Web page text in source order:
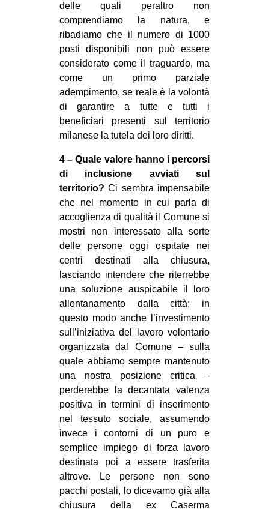
delle quali peraltro non
comprendiamo la natura, e
ribadiamo che il numero di 1000
posti disponibili non può essere
considerato come il traguardo, ma
come un primo parziale
adempimento, se reale è la volontà
di garantire a tutte e tutti i
beneficiari presenti sul territorio
milanese la tutela dei loro diritti.
4 – Quale valore hanno i percorsi
di inclusione avviati sul
territorio?Ci sembra impensabile
che nel momento in cui parla di
accoglienza di qualità il Comune si
mostri non interessato alla sorte
delle persone oggi ospitate nei
centri destinati alla chiusura,
lasciando intendere che riterrebbe
una soluzione auspicabile il loro
allontanamento dalla città; in
questo modo anche l’investimento
sull’iniziativa del lavoro volontario
organizzata dal Comune – sulla
quale abbiamo sempre mantenuto
una nostra posizione critica –
perderebbe la decantata valenza
positiva in termini di inserimento
nel tessuto sociale, assumendo
invece i contorni di un puro e
semplice impiego di forza lavoro
destinata poi a essere trasferita
altrove. Le persone non sono
pacchi postali, lo dicevamo già alla
chiusura della ex Caserma